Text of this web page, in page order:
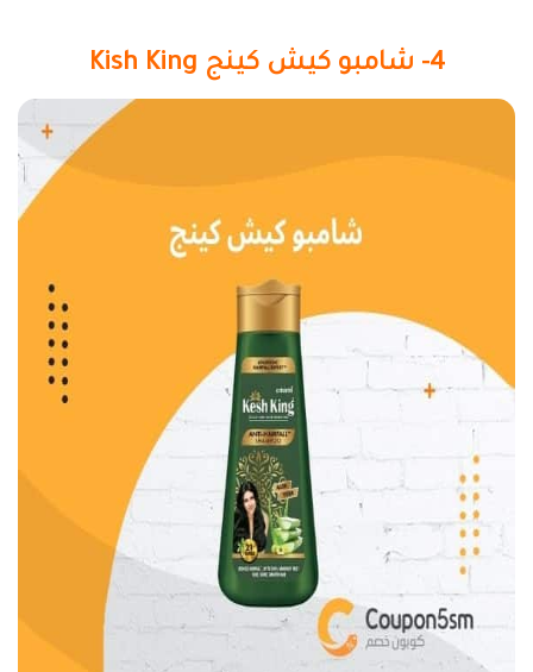
4- شامبو كيش كينج Kish King